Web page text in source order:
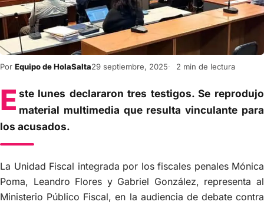
Por Equipo de HolaSalta29 septiembre, 2025 2 min de lectura
E ste lunes declararon tres testigos. Se reprodujo
material multimedia que resulta vinculante para
los acusados.
La Unidad Fiscal integrada por los fiscales penales Mónica
Poma, Leandro Flores y Gabriel González, representa al
Ministerio Público Fiscal, en la audiencia de debate contra